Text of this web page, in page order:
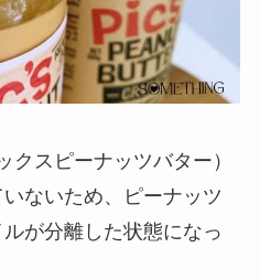
クスピーナッツバター）
ないため、ピーナッツ
が分離した状態になっ